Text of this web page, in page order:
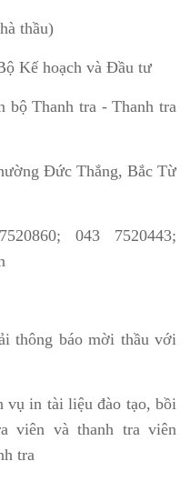
thầu)
Kế hoạch và Đầu tư
bộ Thanh tra - Thanh tra
Đức Thắng, Bắc Từ
043 7520443;
thông báo mời thầu với
vụ in tài liệu đào tạo, bồi
viên và thanh tra viên
tra